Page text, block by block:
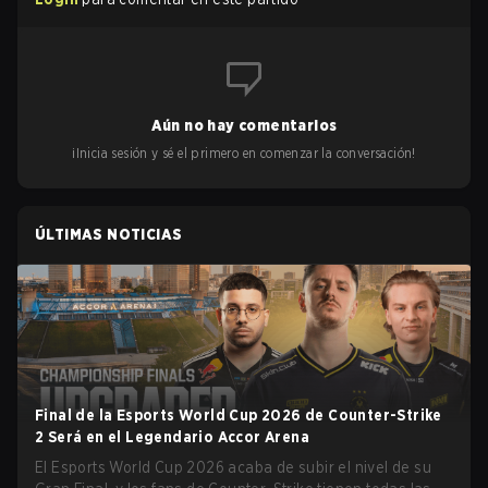
Aún no hay comentarios
¡Inicia sesión y sé el primero en comenzar la conversación!
ÚLTIMAS NOTICIAS
Final de la Esports World Cup 2026 de Counter-Strike
2 Será en el Legendario Accor Arena
El Esports World Cup 2026 acaba de subir el nivel de su